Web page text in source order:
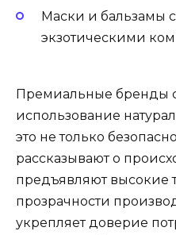
Маски и бальзамы
экзотическими
Премиальные бренды
использование
это не только
рассказывают о
предъявляют высокие
прозрачности
укрепляет доверие